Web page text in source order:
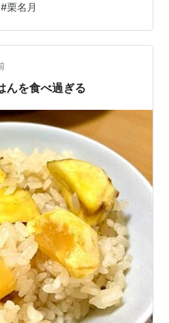
#栗名月
んを食べ過ぎる